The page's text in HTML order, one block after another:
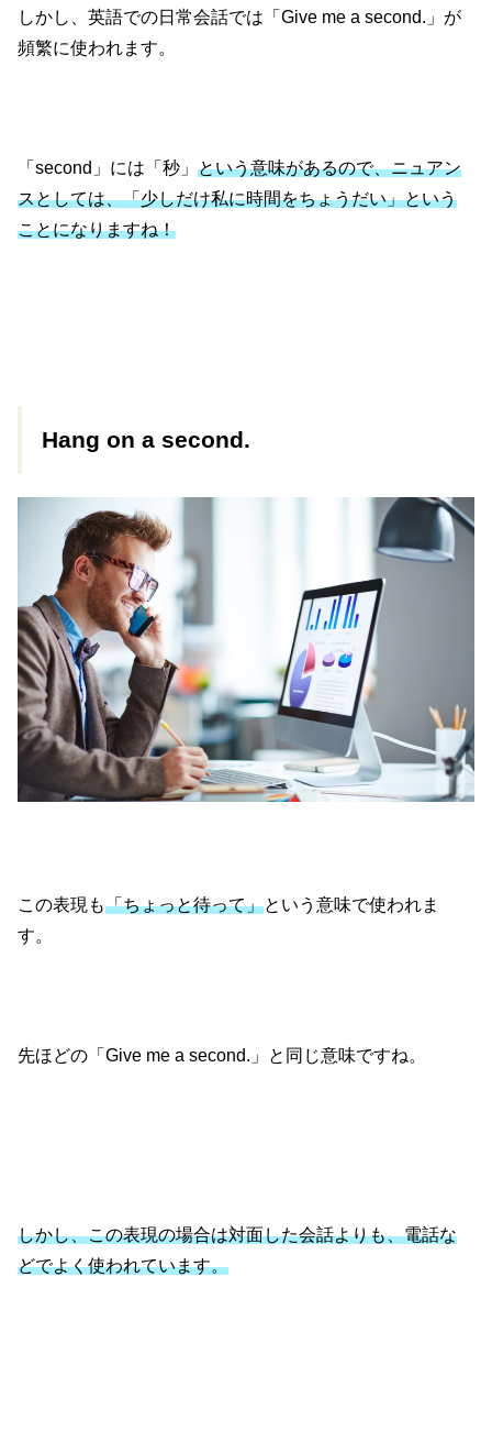
しかし、英語での日常会話では「Give me a second.」が
頻繁に使われます。
「second」には「秒」という意味があるので、ニュアン
スとしては、「少しだけ私に時間をちょうだい」という
ことになりますね！
Hang on a second.
この表現も「ちょっと待って」という意味で使われま
す。
先ほどの「Give me a second.」と同じ意味ですね。
しかし、この表現の場合は対面した会話よりも、電話な
どでよく使われています。